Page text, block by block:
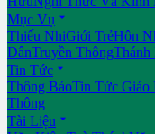
Mục Vụ 
Thiếu NhiGiới TrẻHôn
DânTruyền ThôngThánh
Tin Tức 
Thông BáoTin Tức Giáo
Thông
Tài Liệu 